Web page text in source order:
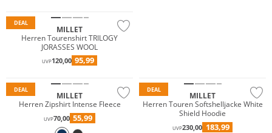
DEAL
MILLET
Herren Tourenshirt TRILOGY
JORASSES WOOL
UVP120,00 95,99
DEAL
MILLET
Herren Zipshirt Intense Fleece
UVP70,00 55,99
DEAL
MILLET
Herren Touren Softshelljacke White
Shield Hoodie
UVP230,00 183,99